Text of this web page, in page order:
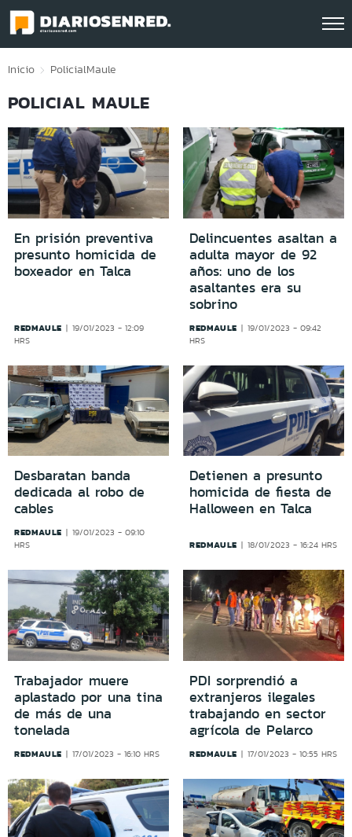
Click acá para ir directamente al contenido
Inicio PolicialMaule
POLICIAL MAULE
En prisión preventiva
presunto homicida de
boxeador en Talca
REDMAULE
19/01/2023 - 12:09
HRS
Delincuentes asaltan a
adulta mayor de 92
años: uno de los
asaltantes era su
sobrino
REDMAULE
19/01/2023 - 09:42
HRS
Desbaratan banda
dedicada al robo de
cables
REDMAULE
19/01/2023 - 09:10
HRS
Detienen a presunto
homicida de fiesta de
Halloween en Talca
REDMAULE 18/01/2023 - 16:24 HRS
Trabajador muere
aplastado por una tina
de más de una
tonelada
REDMAULE 17/01/2023 - 16:10 HRS
PDI sorprendió a
extranjeros ilegales
trabajando en sector
agrícola de Pelarco
REDMAULE 17/01/2023 - 10:55 HRS